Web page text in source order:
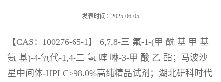
发表时间：2025-06-05
【CAS：100276-65-1】 6,7,8-三 氟-1-(甲 酰 基 甲 基
氨 基)-4-氧代-1,4-二 氢 喹 啉-3-甲 酸 乙 酯；马波沙
星中间体-HPLC≥98.0%高纯精品试剂；湖北研科时代